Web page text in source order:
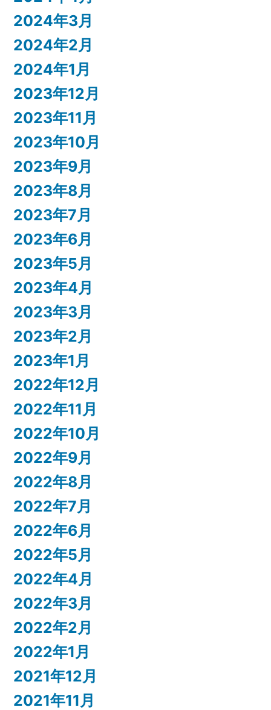
2024年3月
2024年2月
2024年1月
2023年12月
2023年11月
2023年10月
2023年9月
2023年8月
2023年7月
2023年6月
2023年5月
2023年4月
2023年3月
2023年2月
2023年1月
2022年12月
2022年11月
2022年10月
2022年9月
2022年8月
2022年7月
2022年6月
2022年5月
2022年4月
2022年3月
2022年2月
2022年1月
2021年12月
2021年11月